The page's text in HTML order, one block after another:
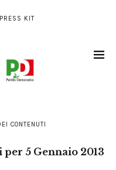
PRESS KIT
CONTENUTI
5 Gennaio 2013